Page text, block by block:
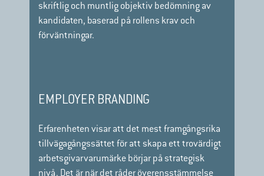
skriftlig och muntlig objektiv bedömning av
kandidaten, baserad på rollens krav och
förväntningar.
EMPLOYER BRANDING
Erfarenheten visar att det mest framgångsrika
tillvägagångssättet för att skapa ett trovärdigt
arbetsgivarvarumärke börjar på strategisk
nivå. Det är när det råder överensstämmelse